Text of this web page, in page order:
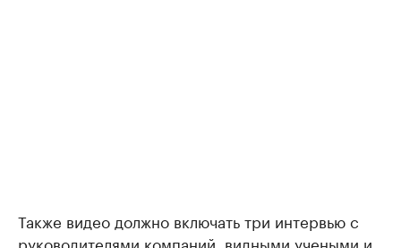
Также видео должно включать три интервью с
руководителями компаний, видными учеными и